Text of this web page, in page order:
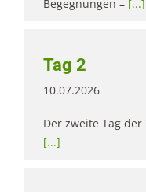
Begegnungen – [...]
Tag 2
10.07.2026
Der zweite Tag
[...]